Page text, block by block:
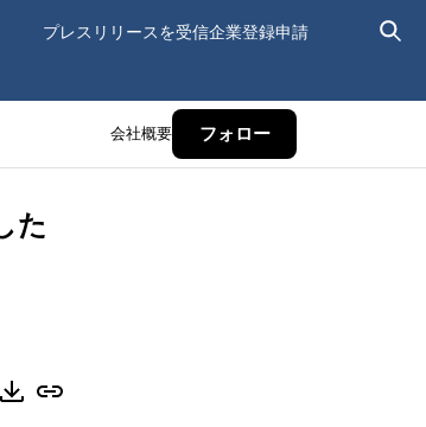
プレスリリースを受信企業登録申請
会社概要 フォロー
た